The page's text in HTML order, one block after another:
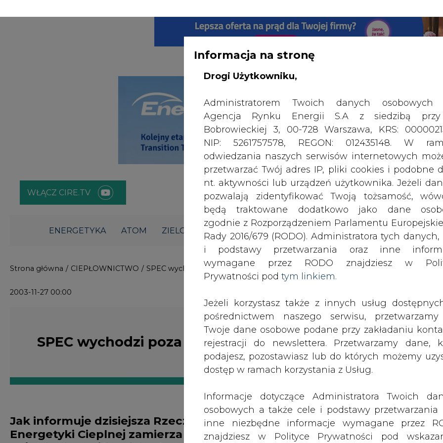
WYDAWCA PORTALU: WYSOKI KONTRAST
ZIELONA GOSPODARKA ZMIANY KADROWE NA RYNKU
Informacja na stronę
Drogi Użytkowniku,
Agencja Rynku Energii S.A z siedzibą
Bobrowieckiej 3, 00-728 Warszawa, KRS:
NIP: 5261757578, REGON: 012435148. W
odwiedzania naszych serwisów internetowych
przetwarzać Twój adres IP, pliki cookies i podobne
nt. aktywności lub urządzeń użytkownika. Jeżeli
pozwalają zidentyfikować Twoją tożsamość,
będą traktowane dodatkowo jako dane
zgodnie z Rozporządzeniem Parlamentu
Rady 2016/679 (RODO). Administratora tych danych,
i podstawy przetwarzania oraz inne
wymagane przez RODO znajdziesz w
Prywatności podtym linkiem.
pośrednictwem naszego serwisu,
Twoje dane osobowe podane przy zakładaniu
rejestracji do newslettera. Przetwarzamy dane,
podajesz, pozostawiasz lub do których możemy
dostęp w ramach korzystania z Usług.
osobowych a także cele i podstawy przetwarzania
inne niezbędne informacje wymagane przez
znajdziesz w Polityce Prywatności pod
linkiem (tym linkiem). Dane zbierane na
SPEC wychodzi poza stolicę
2003-11-27 00:00 drukuj skomentuj
SPEC wychodzi poza stolicę
Jak informuje dzisiejsza Rzeczpospolita Stołeczne Przedsiębiorstwo
Energetyki Cieplnej zamierza inwestować poza Warszawą, jeżeli tylko
pojawią się możliwości zakupu pakietów kontrolnych w spółkach